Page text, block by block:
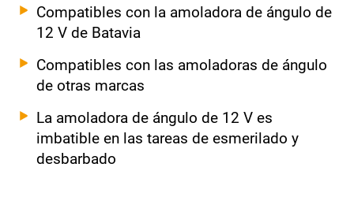
Compatibles con la amoladora de ángulo de
12 V de Batavia
Compatibles con las amoladoras de ángulo
de otras marcas
La amoladora de ángulo de 12 V es
imbatible en las tareas de esmerilado y
desbarbado